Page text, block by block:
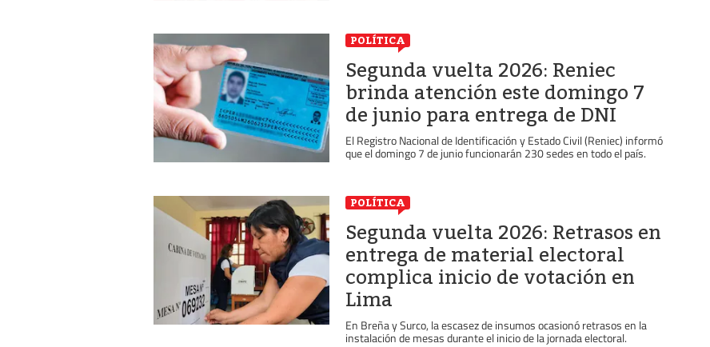
POLÍTICA
Segunda vuelta 2026: Reniec
brinda atención este domingo 7
de junio para entrega de DNI
El Registro Nacional de Identificación y Estado Civil (Reniec) informó
que el domingo 7 de junio funcionarán 230 sedes en todo el país.
POLÍTICA
Segunda vuelta 2026: Retrasos en
entrega de material electoral
complica inicio de votación en
Lima
En Breña y Surco, la escasez de insumos ocasionó retrasos en la
instalación de mesas durante el inicio de la jornada electoral.